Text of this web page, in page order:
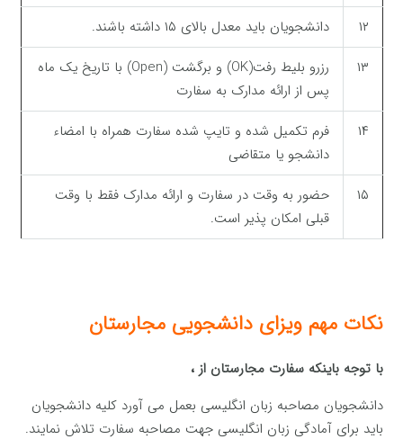
۱۲
دانشجویان باید معدل بالای ۱۵ داشته باشند.
۱۳
رزرو بلیط رفت(OK) و برگشت (Open) با تاریخ یک ماه
پس از ارائه مدارک به سفارت
۱۴
فرم تکمیل شده و تایپ شده سفارت همراه با امضاء
دانشجو یا متقاضی
۱۵
حضور به وقت در سفارت و ارائه مدارک فقط با وقت
قبلی امکان پذیر است.
نکات مهم ویزایدانشجوییمجارستان
با توجه باینکه سفارت مجارستان از ،
دانشجویان مصاحبه زبان انگلیسی بعمل می آورد کلیه دانشجویان
باید برای آمادگی زبان انگلیسی جهت مصاحبه سفارت تلاش نمایند.